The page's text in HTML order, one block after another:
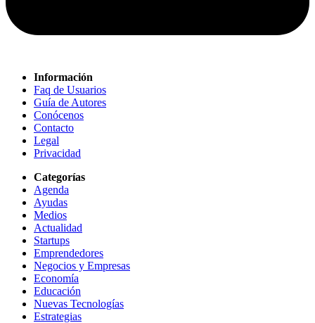
Información
Faq de Usuarios
Guía de Autores
Conócenos
Contacto
Legal
Privacidad
Categorías
Agenda
Ayudas
Medios
Actualidad
Startups
Emprendedores
Negocios y Empresas
Economía
Educación
Nuevas Tecnologías
Estrategias